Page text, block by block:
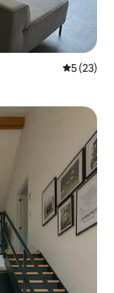
レビュー
5 (23)